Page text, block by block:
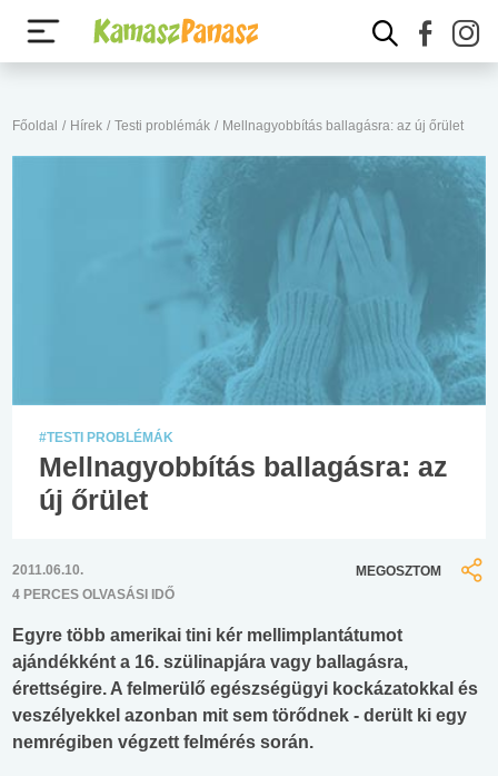
Főoldal / Hírek / Testi problémák / Mellnagyobbítás ballagásra: az új őrület
#TESTI PROBLÉMÁK
Mellnagyobbítás ballagásra: az
új őrület
2011.06.10.
4 PERCES OLVASÁSI IDŐ
MEGOSZTOM
Egyre több amerikai tini kér mellimplantátumot
ajándékként a 16. szülinapjára vagy ballagásra,
érettségire. A felmerülő egészségügyi kockázatokkal és
veszélyekkel azonban mit sem törődnek - derült ki egy
nemrégiben végzett felmérés során.